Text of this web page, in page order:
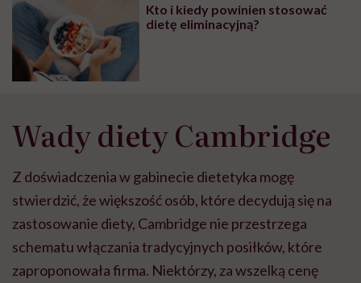
Kto i kiedy powinien stosować
dietę eliminacyjną?
Wady diety Cambridge
Z doświadczenia w gabinecie dietetyka mogę
stwierdzić, że większość osób, które decydują się na
zastosowanie diety, Cambridge nie przestrzega
schematu włączania tradycyjnych posiłków, które
zaproponowała firma. Niektórzy, za wszelką cenę